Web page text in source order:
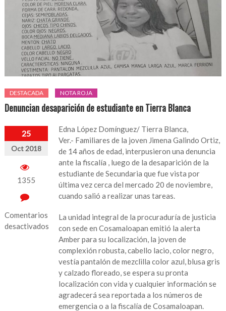
DESTACADA NOTA ROJA
Denuncian desaparición de estudiante en Tierra Blanca
25
Oct 2018
1355
Comentarios
desactivados
Edna López Domínguez/ Tierra Blanca,
Ver.- Familiares de la joven Jimena Galindo Ortiz,
de 14 años de edad, interpusieron una denuncia
ante la fiscalía , luego de la desaparición de la
estudiante de Secundaria que fue vista por
última vez cerca del mercado 20 de noviembre,
cuando salió a realizar unas tareas.
La unidad integral de la procuraduría de justicia
con sede en Cosamaloapan emitió la alerta
Amber para su localización, la joven de
complexión robusta, cabello lacio, color negro,
vestía pantalón de mezclilla color azul, blusa gris
y calzado floreado, se espera su pronta
localización con vida y cualquier información se
agradecerá sea reportada a los números de
emergencia o a la fiscalía de Cosamaloapan.